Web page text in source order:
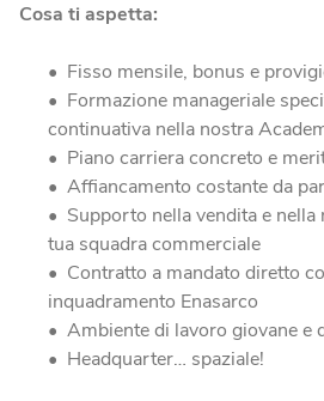
Cosa ti aspetta:
Fisso mensile, bonus e
Formazione manageriale
continuativa nella nostra
Piano carriera concreto e
Affiancamento costante da
Supporto nella vendita e
tua squadra commerciale
Contratto a mandato diretto
inquadramento Enasarco
Ambiente di lavoro giovane e
Headquarter… spaziale!